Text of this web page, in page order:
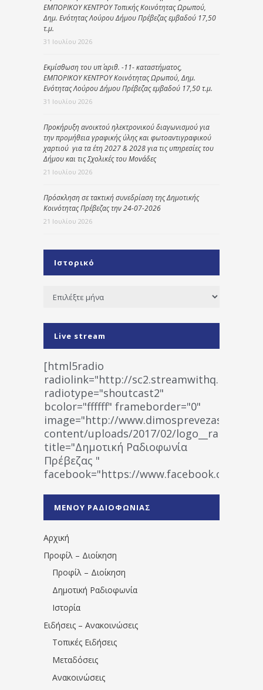
ΕΜΠΟΡΙΚΟΥ ΚΕΝΤΡΟΥ Τοπικής Κοινότητας Ωρωπού,
Δημ. Ενότητας Λούρου Δήμου Πρέβεζας εμβαδού 17,50
τ.μ.
31 Ιουλίου 2026
Εκμίσθωση του υπ΄ αριθ. -11- καταστήματος,
ΕΜΠΟΡΙΚΟΥ ΚΕΝΤΡΟΥ Κοινότητας Ωρωπού, Δημ.
Ενότητας Λούρου Δήμου Πρέβεζας εμβαδού 17,50 τ.μ.
31 Ιουλίου 2026
Προκήρυξη ανοικτού ηλεκτρονικού διαγωνισμού για
την προμήθεια γραφικής ύλης και φωτοαντιγραφικού
χαρτιού για τα έτη 2027 & 2028 για τις υπηρεσίες του
Δήμου και τις Σχολικές του Μονάδες
21 Ιουλίου 2026
Πρόσκληση σε τακτική συνεδρίαση της Δημοτικής
Κοινότητας Πρέβεζας την 24-07-2026
21 Ιουλίου 2026
Ιστορικό
Ιστορικό
Live stream
[html5radio
radiolink="http://
radiotype="shoutcast2"
bcolor="ffffff" frameborder="0"
image="http://www.dimosprevezas.gr/wp-
content/uploads/2017/02/
title="Δημοτική Ραδιοφωνία
Πρέβεζας "
facebook="https://www.facebook.com/
1531194763766854/" artist="" ]
ΜΕΝΟΥ ΡΑΔΙΟΦΩΝΙΑΣ
Αρχική
Προφίλ – Διοίκηση
Προφίλ – Διοίκηση
Δημοτική Ραδιοφωνία
Ιστορία
Ειδήσεις – Ανακοινώσεις
Τοπικές Ειδήσεις
Μεταδόσεις
Ανακοινώσεις